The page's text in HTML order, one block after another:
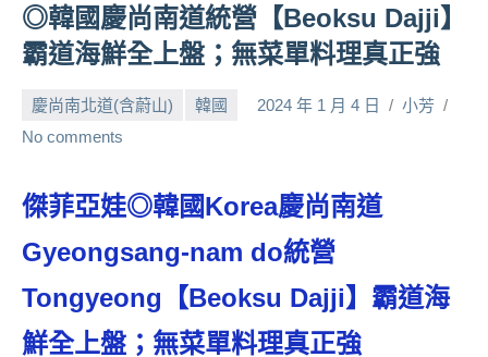
遊、
達
人
路、
旅
節
目
來
賓、
News
探
◎韓國慶尚南道統營【Beoksu Dajji】
霸道海鮮全上盤；無菜單料理真正強
慶尚南北道(含蔚山) 韓國 2024 年 1 月 4 日
小芳
No comments
傑菲亞娃◎韓國Korea慶尚南道
Gyeongsang-nam do統營
Tongyeong【Beoksu Dajji】霸道海
鮮全上盤；無菜單料理真正強